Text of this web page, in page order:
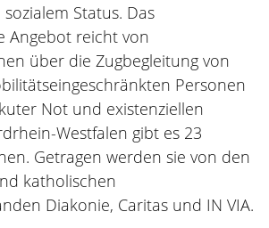
Status. Das
Angebot reicht von
über die Zugbegleitung von
Personen
Not und existenziellen
Westfalen gibt es 23
Getragen werden sie von den
katholischen
Diakonie, Caritas und IN VIA.